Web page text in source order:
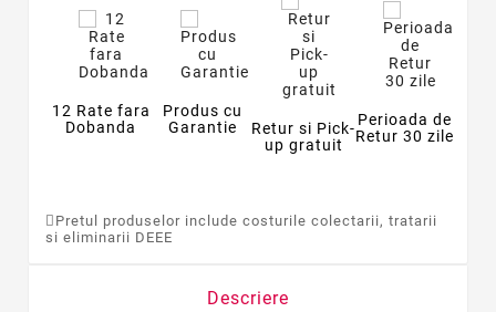
12 Rate fara
Dobanda
Produs cu
Garantie
Retur si Pick-
up gratuit
Perioada de
Retur 30 zile
Pretul produselor include costurile colectarii, tratarii
si eliminarii DEEE
Descriere